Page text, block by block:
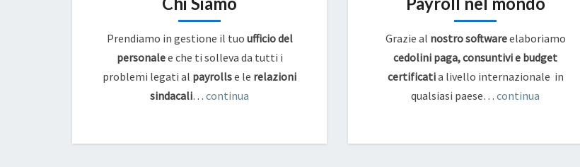
Prendiamo in gestione il tuo ufficio del
personalee che ti solleva da tutti i
problemi legati al payrollse le relazioni
sindacali… continua
Grazie al nostro softwareelaboriamo
cedolini paga, consuntivi e budget
certificatia livello internazionale in
qualsiasi paese… continua